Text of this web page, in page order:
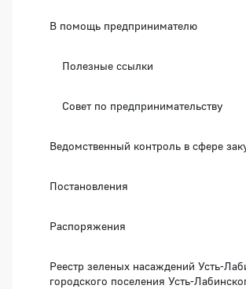
В помощь предпринимателю
Полезные ссылки
Совет по предпринимательству
Ведомственный контроль в сфере
Постановления
Распоряжения
Реестр зеленых насаждений Усть-
городского поселения Усть-